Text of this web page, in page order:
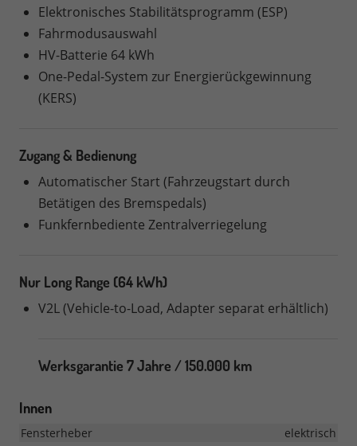
Elektronisches Stabilitätsprogramm (ESP)
Fahrmodusauswahl
HV-Batterie 64 kWh
One-Pedal-System zur Energierückgewinnung
(KERS)
Zugang & Bedienung
Automatischer Start (Fahrzeugstart durch
Betätigen des Bremspedals)
Funkfernbediente Zentralverriegelung
Nur Long Range (64 kWh)
V2L (Vehicle-to-Load, Adapter separat erhältlich)
Werksgarantie 7 Jahre / 150.000 km
Innen
Fensterheber
elektrisch